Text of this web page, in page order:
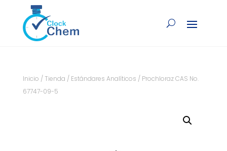
Inicio / Tienda / Estándares Analíticos / Prochloraz CAS No.
67747-09-5